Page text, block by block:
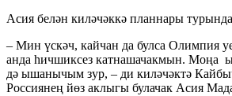
Асия белән киләчәккә планнары
– Мин үскәч, кайчан да булса Олимпия
анда һичшиксез катнашачакмын. Моңа
дә ышанычым зур, – ди киләчәктә
Россиянең йөз аклыгы булачак Асия